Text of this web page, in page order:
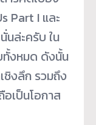
Part I และ
นล่ะครับ ใน
ทั้งหมด ดังนั้น
งลึก รวมถึง
เป็นโอกาส